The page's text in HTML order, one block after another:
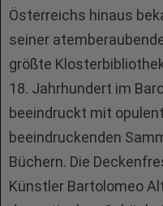
Österreichs hinaus
seiner
größte
18. Jahrhundert im
beeindruckt mit
beeindruckenden
Büchern. Die
Künstler Bartolomeo